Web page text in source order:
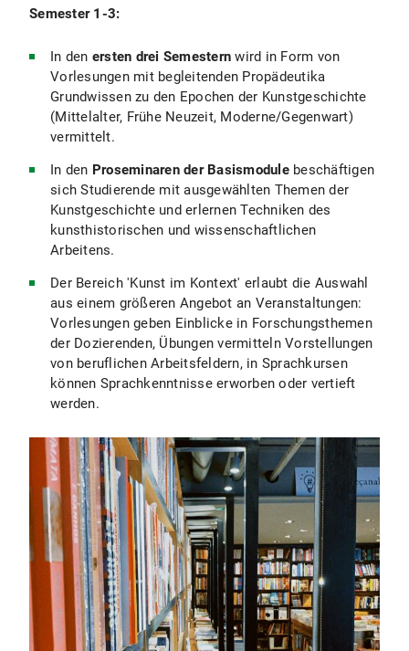
Semester 1-3:
In den ersten drei Semesternwird in Form von
Vorlesungen mit begleitenden Propädeutika
Grundwissen zu den Epochen der Kunstgeschichte
(Mittelalter, Frühe Neuzeit, Moderne/Gegenwart)
vermittelt.
In den Proseminaren der Basismodule beschäftigen
sich Studierende mit ausgewählten Themen der
Kunstgeschichte und erlernen Techniken des
kunsthistorischen und wissenschaftlichen
Arbeitens.
Der Bereich 'Kunst im Kontext' erlaubt die Auswahl
aus einem größeren Angebot an Veranstaltungen:
Vorlesungen geben Einblicke in Forschungsthemen
der Dozierenden, Übungen vermitteln Vorstellungen
von beruflichen Arbeitsfeldern, in Sprachkursen
können Sprachkenntnisse erworben oder vertieft
werden.